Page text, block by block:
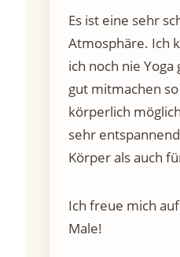
Es ist eine sehr
Atmosphäre. Ich
ich noch nie
gut mitmachen
körperlich
sehr
Körper als auch
Ich freue mich
Male!